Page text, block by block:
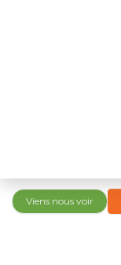
Viens nous voir